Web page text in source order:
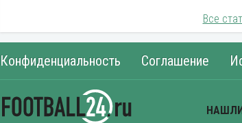
Все
Конфиденциальность Соглашение